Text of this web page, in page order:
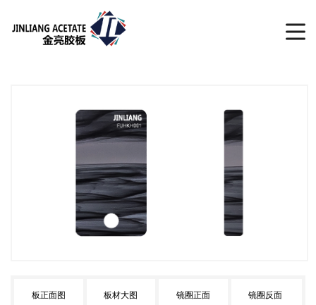
板正面图 板材大图 镜圈正面 镜圈反面